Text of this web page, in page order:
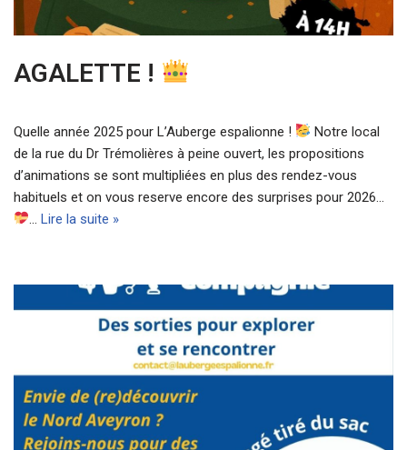
AGALETTE !
Quelle année 2025 pour L’Auberge espalionne !
Notre local
de la rue du Dr Trémolières à peine ouvert, les propositions
d’animations se sont multipliées en plus des rendez-vous
habituels et on vous reserve encore des surprises pour 2026…
…Lire la suite »